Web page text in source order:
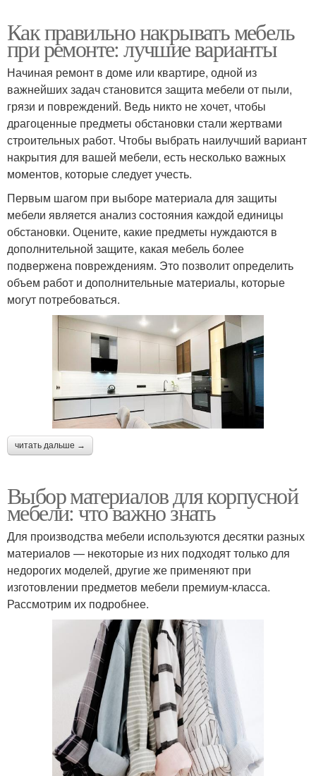
Как правильно накрывать мебель
при ремонте: лучшие варианты
Начиная ремонт в доме или квартире, одной из
важнейших задач становится защита мебели от пыли,
грязи и повреждений. Ведь никто не хочет, чтобы
драгоценные предметы обстановки стали жертвами
строительных работ. Чтобы выбрать наилучший вариант
накрытия для вашей мебели, есть несколько важных
моментов, которые следует учесть.
Первым шагом при выборе материала для защиты
мебели является анализ состояния каждой единицы
обстановки. Оцените, какие предметы нуждаются в
дополнительной защите, какая мебель более
подвержена повреждениям. Это позволит определить
объем работ и дополнительные материалы, которые
могут потребоваться.
читать дальше →
Выбор материалов для корпусной
мебели: что важно знать
Для производства мебели используются десятки разных
материалов — некоторые из них подходят только для
недорогих моделей, другие же применяют при
изготовлении предметов мебели премиум-класса.
Рассмотрим их подробнее.